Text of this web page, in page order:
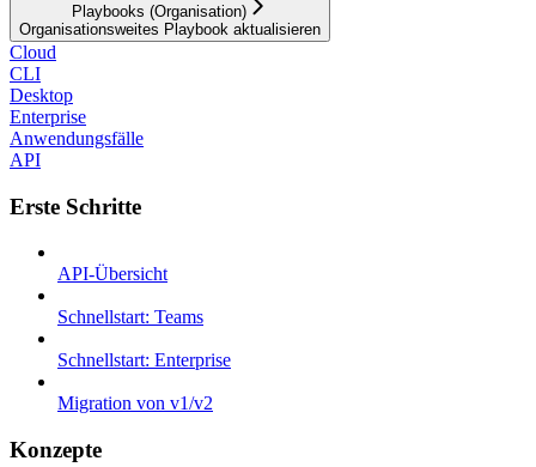
Playbooks (Organisation)
Organisationsweites Playbook aktualisieren
Cloud
CLI
Desktop
Enterprise
Anwendungsfälle
API
Erste Schritte
API-Übersicht
Schnellstart: Teams
Schnellstart: Enterprise
Migration von v1/v2
Konzepte